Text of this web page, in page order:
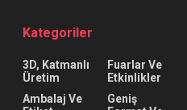
Kategoriler
3D, Katmanlı
Üretim
Ambalaj Ve
Fuarlar Ve
Etkinlikler
Geniş